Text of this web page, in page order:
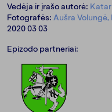
Vedėja ir įrašo autorė:
Fotografės: Aušra
2020 03 03
Epizodo partneriai: